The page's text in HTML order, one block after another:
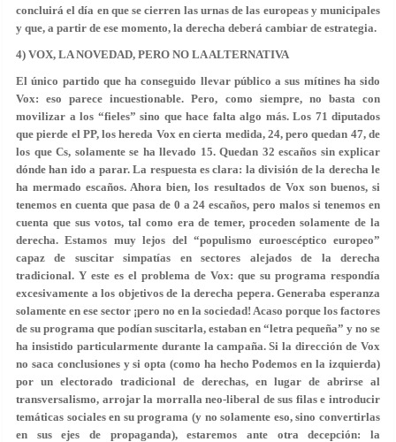
concluirá el día en que se cierren las urnas de las europeas y municipales
y que, a partir de ese momento, la derecha deberá cambiar de estrategia.
4) VOX, LA NOVEDAD, PERO NO LA ALTERNATIVA
El único partido que ha conseguido llevar público a sus mítines ha sido
Vox: eso parece incuestionable. Pero, como siempre, no basta con
movilizar a los “fieles” sino que hace falta algo más. Los 71 diputados
que pierde el PP, los hereda Vox en cierta medida, 24, pero quedan 47, de
los que Cs, solamente se ha llevado 15. Quedan 32 escaños sin explicar
dónde han ido a parar. La respuesta es clara: la división de la derecha le
ha mermado escaños. Ahora bien, los resultados de Vox son buenos, si
tenemos en cuenta que pasa de 0 a 24 escaños, pero malos si tenemos en
cuenta que sus votos, tal como era de temer, proceden solamente de la
derecha. Estamos muy lejos del “populismo euroescéptico europeo”
capaz de suscitar simpatías en sectores alejados de la derecha
tradicional. Y este es el problema de Vox: que su programa respondía
excesivamente a los objetivos de la derecha pepera. Generaba esperanza
solamente en ese sector ¡pero no en la sociedad! Acaso porque los factores
de su programa que podían suscitarla, estaban en “letra pequeña” y no se
ha insistido particularmente durante la campaña. Si la dirección de Vox
no saca conclusiones y si opta (como ha hecho Podemos en la izquierda)
por un electorado tradicional de derechas, en lugar de abrirse al
transversalismo, arrojar la morralla neo-liberal de sus filas e introducir
temáticas sociales en su programa (y no solamente eso, sino convertirlas
en sus ejes de propaganda), estaremos ante otra decepción: la